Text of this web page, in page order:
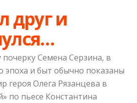
друг и
Семена Серзина, в
эпоха и быт обычно показаны
героя Олега Рязанцева в
по пьесе Константина